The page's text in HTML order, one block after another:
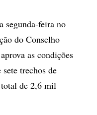
feira no
do Conselho
as condições
sete trechos de
total de 2,6 mil